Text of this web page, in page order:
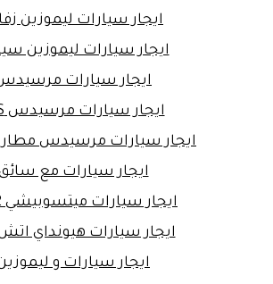
ايجار سيارات ليموزين
ايجار سيارات ليموزين
ايجار سيارات
ايجار سيارات مرسيدس E/S
ايجار سيارات مرسيدس مطار
ايجار سيارات مع
ايجار سيارات ميتسوبيشي 2022
ايجار سيارات هيونداي
ايجار سيارات و